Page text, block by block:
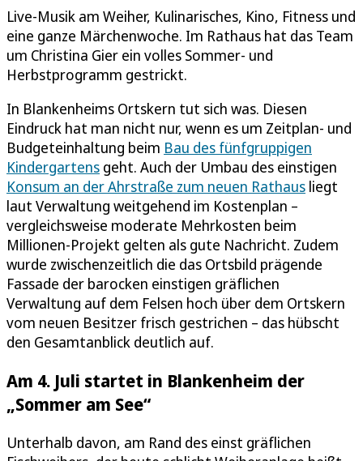
Live-Musik am Weiher, Kulinarisches, Kino, Fitness und
eine ganze Märchenwoche. Im Rathaus hat das Team
um Christina Gier ein volles Sommer- und
Herbstprogramm gestrickt.
In Blankenheims Ortskern tut sich was. Diesen
Eindruck hat man nicht nur, wenn es um Zeitplan- und
Budgeteinhaltung beim Bau des fünfgruppigen
Kindergartens geht. Auch der Umbau des einstigen
Konsum an der Ahrstraße zum neuen Rathaus liegt
laut Verwaltung weitgehend im Kostenplan –
vergleichsweise moderate Mehrkosten beim
Millionen-Projekt gelten als gute Nachricht. Zudem
wurde zwischenzeitlich die das Ortsbild prägende
Fassade der barocken einstigen gräflichen
Verwaltung auf dem Felsen hoch über dem Ortskern
vom neuen Besitzer frisch gestrichen – das hübscht
den Gesamtanblick deutlich auf.
Am 4. Juli startet in Blankenheim der
„Sommer am See“
Unterhalb davon, am Rand des einst gräflichen